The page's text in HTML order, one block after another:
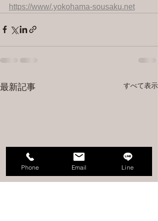
https://www/.yokohama-sousaku.net
最新記事 すべて表示
Phone Email Line